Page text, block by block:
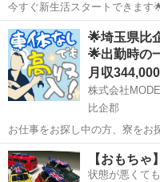
今すぐ新生活スタートできます
OK！ 〇●LINEからの応募が可能になりました♪●〇 下記URLよりお友
達登録をお願
埼玉 比企郡 工場
🌟埼玉県比
🌟出勤時の
月収
株式会社MODE
比企郡
お仕事をお探し中の方、寮をお探し中の方必
車製造に関するお仕事です！ エ
鋳造機のオペレーター [2]機械
埼玉 比企郡 その他
【おもち
状態が悪くて